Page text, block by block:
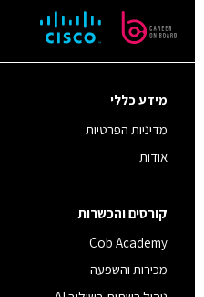
מידע כללי
מדיניות הפרטיות
אודות
קורסים והכשרות
Cob Academy
מכירות והשפעה